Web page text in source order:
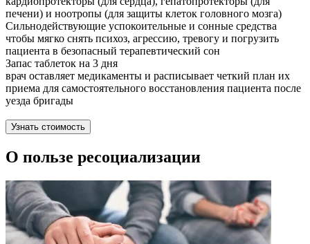
печени) и ноотропы (для защиты клеток головного мозга)
Сильнодействующие успокоительные и сонные средства
чтобы мягко снять психоз, агрессию, тревогу и погрузить
пациента в безопасный терапевтический сон
Запас таблеток на 3 дня
врач оставляет медикаменты и расписывает четкий план их
приема для самостоятельного восстановления пациента после
уезда бригады
Узнать стоимость
О пользе ресоциализации